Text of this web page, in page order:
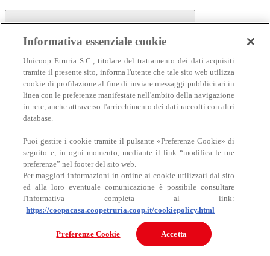
Carne
Carne
Bovino
Informativa essenziale cookie
Unicoop Etruria S.C., titolare del trattamento dei dati acquisiti
tramite il presente sito, informa l'utente che tale sito web utilizza
cookie di profilazione al fine di inviare messaggi pubblicitari in
linea con le preferenze manifestate nell'ambito della navigazione
in rete, anche attraverso l'arricchimento dei dati raccolti con altri
database.
Puoi gestire i cookie tramite il pulsante «Preferenze Cookie» di
seguito e, in ogni momento, mediante il link “modifica le tue
preferenze” nel footer del sito web.
Per maggiori informazioni in ordine ai cookie utilizzati dal sito
ed alla loro eventuale comunicazione è possibile consultare
l'informativa completa al link:
https://coopacasa.coopetruria.coop.it/cookiepolicy.html
Preferenze Cookie Accetta